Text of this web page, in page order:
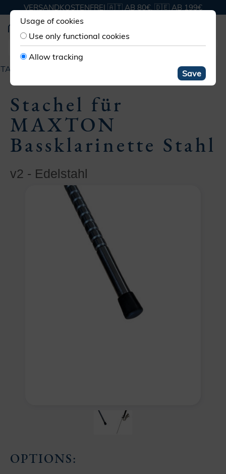
VERSANDKOSTENFREI 🇦🇹 AB 80€, 🇩🇪 AB 199€
STACHEL FÜR MAXTON BASSKLARINETTE
Stachel für
MAXTON
Bassklarinette Stahl
v2 - Edelstahl
OPTIONS:
Usage of cookies
Use only functional cookies
Allow tracking
Save